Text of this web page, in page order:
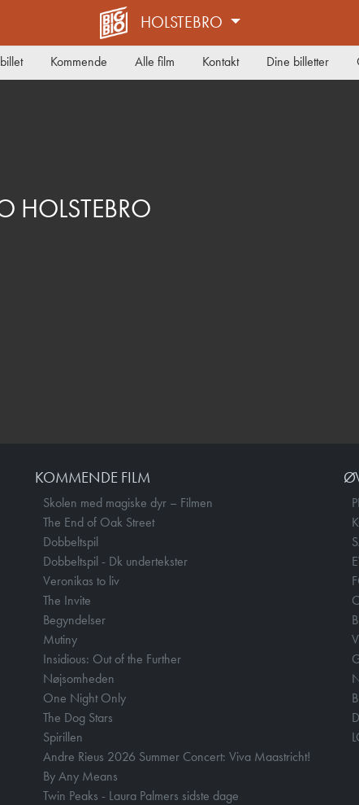
HOLSTEBRO
Kommende Alle film Kontakt Dine billetter
HOLSTEBRO
KOMMENDE FILM
Skolen med magiske dyr – Filmen
The End of Oak Street
Dobbeltspil
Dobbeltspil - Dk undertekster
Veronikas to liv
The Invite
Begyndelser
Mutiny
Insidious: Out of the Further
Nøjsomheden
One Night Only
The Dog Stars
Spirillen
Andre Rieus 2026 Summer Concert: Viva Maastricht!
By Any Means
Twin Peaks - Laura Palmers sidste dage